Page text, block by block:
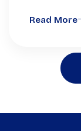
Read More